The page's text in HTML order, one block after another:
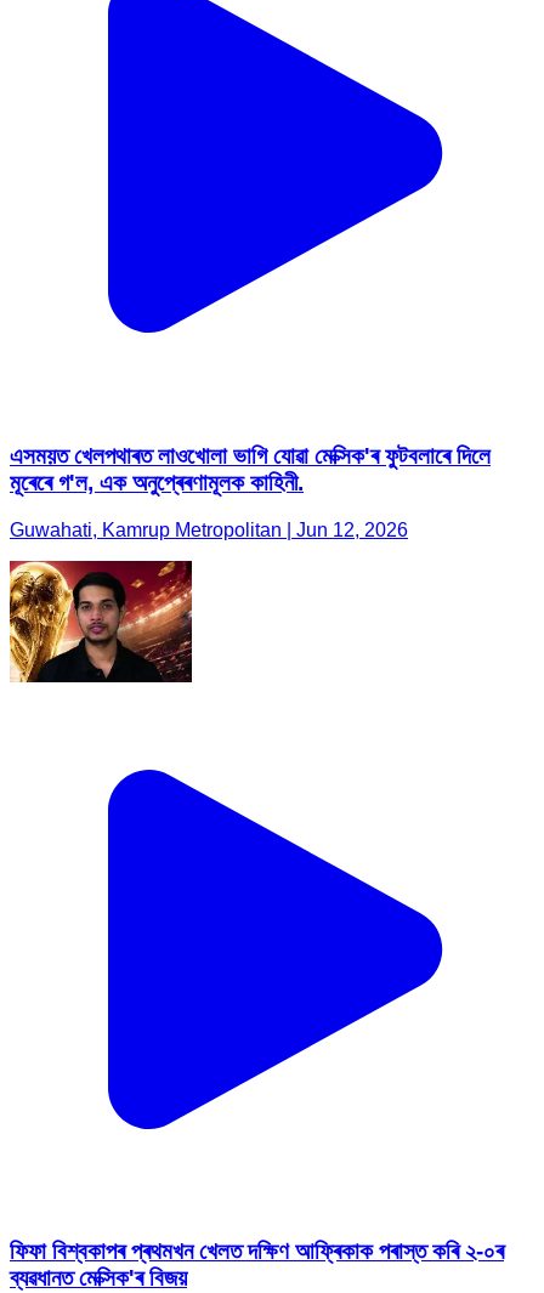
এসময়ত খেলপথাৰত লাওখোলা ভাগি যোৱা মেক্সিক'ৰ ফুটবলাৰে দিলে
মূৰেৰে গ'ল, এক অনুপ্ৰেৰণামূলক কাহিনী.
Guwahati, Kamrup Metropolitan | Jun 12, 2026
ফিফা বিশ্বকাপৰ প্ৰথমখন খেলত দক্ষিণ আফ্ৰিকাক পৰাস্ত কৰি ২-০ৰ
ব্যৱধানত মেক্সিক'ৰ বিজয়